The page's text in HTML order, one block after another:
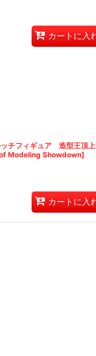
カートに入
ッチフィギュア 造型王頂
Modeling Showdown]
カートに入